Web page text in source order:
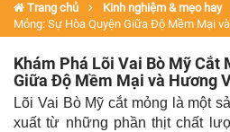
Trang chủ Kinh nghiệm & mẹo hay
Mỏng: Sự Hòa Quyện Giữa Độ Mềm Mại
Khám Phá Lõi Vai Bò Mỹ Cắt
Giữa Độ Mềm Mại và Hương
Lõi Vai Bò Mỹ cắt mỏng là một
xuất từ những phần thịt chất